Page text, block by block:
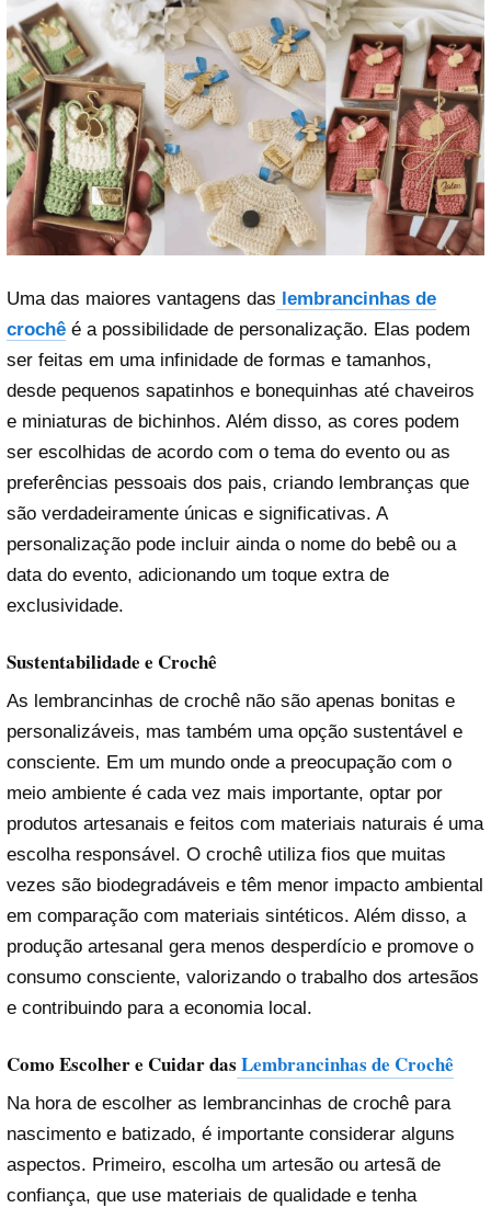
Uma das maiores vantagens das lembrancinhas de
crochê é a possibilidade de personalização. Elas podem
ser feitas em uma infinidade de formas e tamanhos,
desde pequenos sapatinhos e bonequinhas até chaveiros
e miniaturas de bichinhos. Além disso, as cores podem
ser escolhidas de acordo com o tema do evento ou as
preferências pessoais dos pais, criando lembranças que
são verdadeiramente únicas e significativas. A
personalização pode incluir ainda o nome do bebê ou a
data do evento, adicionando um toque extra de
exclusividade.
Sustentabilidade e Crochê
As lembrancinhas de crochê não são apenas bonitas e
personalizáveis, mas também uma opção sustentável e
consciente. Em um mundo onde a preocupação com o
meio ambiente é cada vez mais importante, optar por
produtos artesanais e feitos com materiais naturais é uma
escolha responsável. O crochê utiliza fios que muitas
vezes são biodegradáveis e têm menor impacto ambiental
em comparação com materiais sintéticos. Além disso, a
produção artesanal gera menos desperdício e promove o
consumo consciente, valorizando o trabalho dos artesãos
e contribuindo para a economia local.
Como Escolher e Cuidar das Lembrancinhas de Crochê
Na hora de escolher as lembrancinhas de crochê para
nascimento e batizado, é importante considerar alguns
aspectos. Primeiro, escolha um artesão ou artesã de
confiança, que use materiais de qualidade e tenha